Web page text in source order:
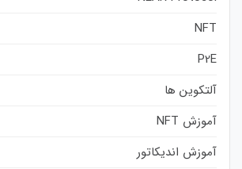
NFT
P2E
آلتکوین ها
آموزش NFT
آموزش اندیکاتور